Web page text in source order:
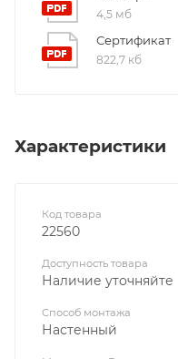
4,5 мб
Сертификат
822,7 кб
Характеристики
Код товара
22560
Доступность товара
Наличие уточняйте
Способ монтажа
Настенный